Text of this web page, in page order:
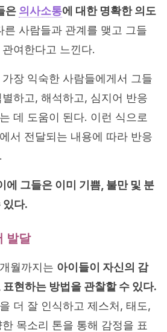
은 의사소통에 대한 명확한 의도
른 사람들과 관계를 맺고 그들
여한다고 느낀다.
장 익숙한 사람들에게서 그들
하고, 해석하고, 심지어 반응
데 도움이 된다. 이런 식으로
서 전달되는 내용에 따라 반응
에 그들은 이미 기쁨, 불만 및 분
있다.
발달
월까지는 아이들이 자신의 감
현하는 방법을 관찰할 수 있다.
더 잘 인식하고 제스처, 태도,
목소리 톤을 통해 감정을 표